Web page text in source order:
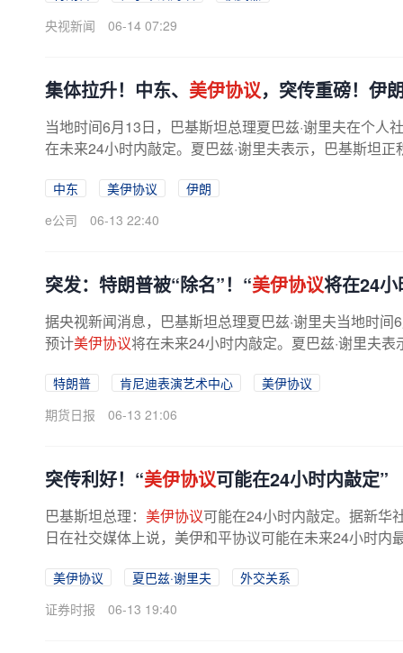
央视新闻
06-14 07:29
集体拉升！中东、 美伊协议，突传重磅！伊
当地时间6月13日，巴基斯坦总理夏巴兹·谢里夫在个人
在未来24小时内敲定。夏巴兹·谢里夫表示，巴基斯坦
中东 美伊协议
伊朗
e公司
06-13 22:40
突发：特朗普被“除名”！“美伊协议将在24
据央视新闻消息，巴基斯坦总理夏巴兹·谢里夫当地时
预计美伊协议将在未来24小时内敲定。夏巴兹·谢里夫
特朗普 肯尼迪表演艺术中心
美伊协议
期货日报
06-13 21:06
突传利好！“美伊协议可能在24小时内敲定”
巴基斯坦总理： 美伊协议可能在24小时内敲定。据新华
日在社交媒体上说，美伊和平协议可能在未来24小时内
美伊协议 夏巴兹·谢里夫
外交关系
证券时报
06-13 19:40